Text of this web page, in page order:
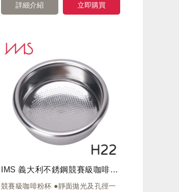
立即購買
詳細介紹
IMS 義大利不銹鋼競賽級咖啡粉杯 B702TCH22E/PA 高22mm / 粉量14-16g / 58.5mm
競賽級咖啡粉杯 ●靜面拋光及孔徑一